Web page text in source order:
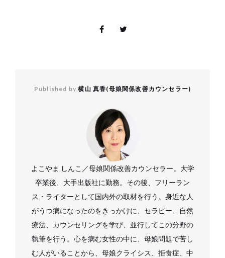
Published by 横山 真香(母娘関係改善カウンセラー)
よこやま しんこ／母娘関係改善カウンセラー。大学
卒業後、大手出版社に勤務。その後、フリーラン
ス・ライターとして国内外の取材を行う。身近な人
がうつ病になったのをきっかけに、セラピー、自然
療法、カウンセリングを学び、並行してこの分野の
執筆を行う。心を病む女性の中に、母娘問題で苦し
む人がいることから、母娘クライシス、拒食症、中